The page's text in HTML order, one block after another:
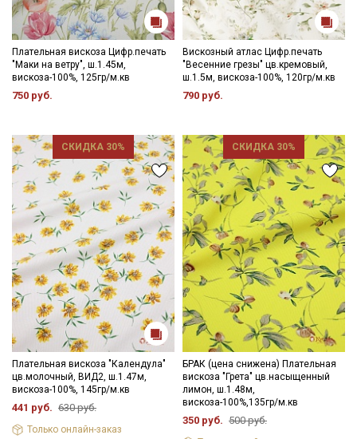
Плательная вискоза Цифр.печать
"Маки на ветру", ш.1.45м,
вискоза-100%, 125гр/м.кв
750 руб.
Вискозный атлас Цифр.печать
"Весенние грезы" цв.кремовый,
ш.1.5м, вискоза-100%, 120гр/м.кв
790 руб.
СКИДКА 30%
Плательная вискоза "Календула"
цв.молочный, ВИД2, ш.1.47м,
вискоза-100%, 145гр/м.кв
441 руб. 630 руб.
Только онлайн-заказ
СКИДКА 30%
БРАК (цена снижена) Плательная
вискоза "Грета" цв.насыщенный
лимон, ш.1.48м,
вискоза-100%,135гр/м.кв
350 руб. 500 руб.